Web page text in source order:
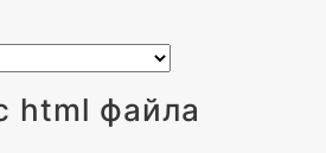
html файла